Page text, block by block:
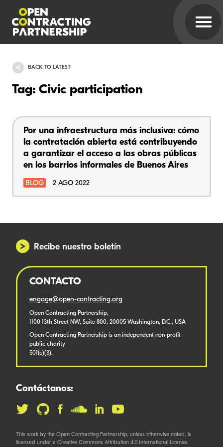
BACK TO LATEST
Tag: Civic participation
Por una infraestructura más inclusiva: cómo
la contratación abierta está contribuyendo
a garantizar el acceso a las obras públicas
en los barrios informales de Buenos Aires
BLOG 2 AGO 2022
Recibe nuestro boletín
CONTACTO
engage@open-contracting.org
Open Contracting Partnership,
1100 13th Street NW, Suite 800, 20005 Washington, D.C., USA
Open Contracting Partnership is an independent non-profit
public charity
501(c)(3).
Contáctanos:
This work by the Open Contracting Partnership, unless otherwise noted, is
licensed under a Creative Commons Attribution 4.0 International License.